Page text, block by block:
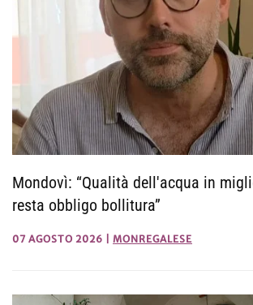
Mondovì: “Qualità dell'acqua in
resta obbligo bollitura”
07 AGOSTO 2026 MONREGALESE